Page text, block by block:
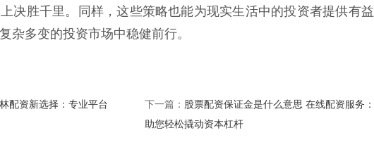
决胜千里。同样，这些策略也能为现实生活中的投资者提供有益
杂多变的投资市场中稳健前行。
配资新选择：专业平台
下一篇： 股票配资保证金是什么意思 在线配资服务：
助您轻松撬动资本杠杆